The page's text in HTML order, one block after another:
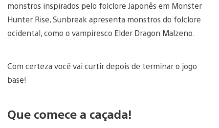
monstros inspirados pelo folclore Japonês em Monster
Hunter Rise, Sunbreak apresenta monstros do folclore
ocidental, como o vampiresco Elder Dragon Malzeno.
Com certeza você vai curtir depois de terminar o jogo
base!
Que comece a caçada!